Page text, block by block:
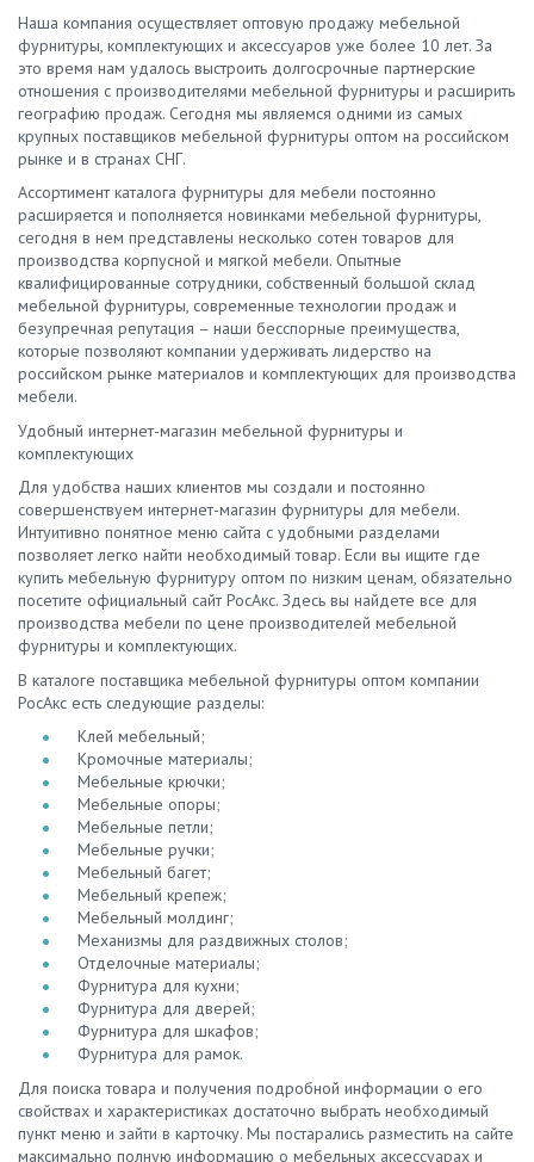
Наша компания осуществляет оптовую продажу мебельной
фурнитуры, комплектующих и аксессуаров уже более 10 лет. За
это время нам удалось выстроить долгосрочные партнерские
отношения с производителями мебельной фурнитуры и расширить
географию продаж. Сегодня мы являемся одними из самых
крупных поставщиков мебельной фурнитуры оптом на российском
рынке и в странах СНГ.
Ассортимент каталога фурнитуры для мебели постоянно
расширяется и пополняется новинками мебельной фурнитуры,
сегодня в нем представлены несколько сотен товаров для
производства корпусной и мягкой мебели. Опытные
квалифицированные сотрудники, собственный большой склад
мебельной фурнитуры, современные технологии продаж и
безупречная репутация – наши бесспорные преимущества,
которые позволяют компании удерживать лидерство на
российском рынке материалов и комплектующих для производства
мебели.
Удобный интернет-магазин мебельной фурнитуры и
комплектующих
Для удобства наших клиентов мы создали и постоянно
совершенствуем интернет-магазин фурнитуры для мебели.
Интуитивно понятное меню сайта с удобными разделами
позволяет легко найти необходимый товар. Если вы ищите где
купить мебельную фурнитуру оптом по низким ценам, обязательно
посетите официальный сайт РосАкс. Здесь вы найдете все для
производства мебели по цене производителей мебельной
фурнитуры и комплектующих.
В каталоге поставщика мебельной фурнитуры оптом компании
РосАкс есть следующие разделы:
Клей мебельный;
Кромочные материалы;
Мебельные крючки;
Мебельные опоры;
Мебельные петли;
Мебельные ручки;
Мебельный багет;
Мебельный крепеж;
Мебельный молдинг;
Механизмы для раздвижных столов;
Отделочные материалы;
Фурнитура для кухни;
Фурнитура для дверей;
Фурнитура для шкафов;
Фурнитура для рамок.
Для поиска товара и получения подробной информации о его
свойствах и характеристиках достаточно выбрать необходимый
пункт меню и зайти в карточку. Мы постарались разместить на сайте
максимально полную информацию о мебельных аксессуарах и